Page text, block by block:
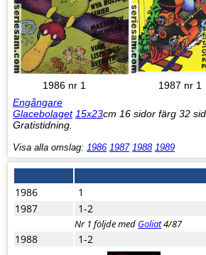
1986 nr 1 1987 nr 1
Engångare
Glacebolaget 15x23cm 16 sidor färg 32
Gratistidning.
Visa alla omslag: 1986 1987 1988 1989
1986
1
1987
1-2
Nr 1 följde med Goliat4/87
1988 1-2